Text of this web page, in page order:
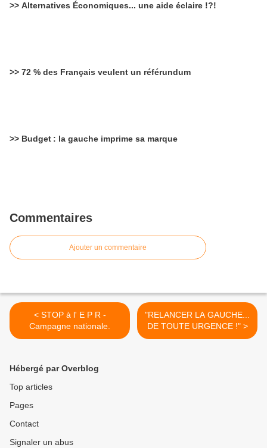
>> Alternatives Économiques... une aide éclaire !?!
>> 72 % des Français veulent un référundum
>> Budget : la gauche imprime sa marque
Commentaires
Ajouter un commentaire
< STOP à l' E P R -
Campagne nationale.
"RELANCER LA GAUCHE...
DE TOUTE URGENCE !" >
Hébergé par Overblog
Top articles
Pages
Contact
Signaler un abus